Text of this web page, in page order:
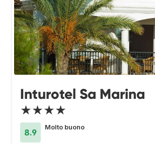
Inturotel Sa Marina
★★★★
8.9
Molto buono